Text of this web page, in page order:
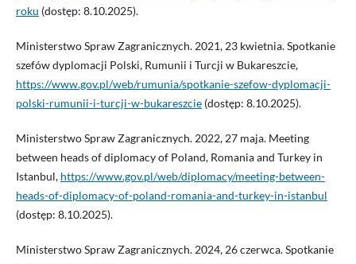
roku (dostęp: 8.10.2025).
Ministerstwo Spraw Zagranicznych. 2021, 23 kwietnia. Spotkanie
szefów dyplomacji Polski, Rumunii i Turcji w Bukareszcie,
https://www.gov.pl/web/rumunia/spotkanie-szefow-dyplomacji-
polski-rumunii-i-turcji-w-bukareszcie(dostęp: 8.10.2025).
Ministerstwo Spraw Zagranicznych. 2022, 27 maja. Meeting
between heads of diplomacy of Poland, Romania and Turkey in
Istanbul, https://www.gov.pl/web/diplomacy/meeting-between-
heads-of-diplomacy-of-poland-romania-and-turkey-in-istanbul
(dostęp: 8.10.2025).
Ministerstwo Spraw Zagranicznych. 2024, 26 czerwca. Spotkanie